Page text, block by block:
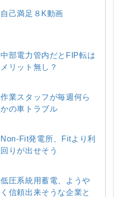
自己満足８K動画
中部電力管内だとFIP転は
メリット無し？
作業スタッフが毎週何ら
かの車トラブル
Non-Fit発電所、Fitより利
回りが出せそう
低圧系統用蓄電、ようや
く信頼出来そうな企業と